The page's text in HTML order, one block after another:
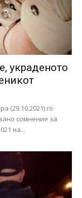
украденото
(29.10.2021) го
сомнение за
на...